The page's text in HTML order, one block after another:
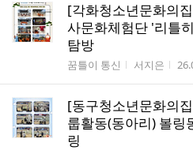
[각화청소년문화의
사문화체험단 '리틀
탐방
게시판명
꿈틀이 통신 작성자
서지은 작
[동구청소년문화의
룹활동(동아리) 볼링
링